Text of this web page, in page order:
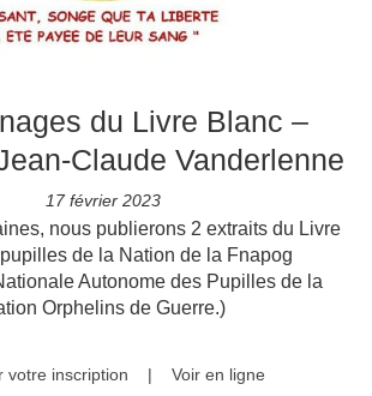
du Livre Blanc –
Claude Vanderlenne
17 février 2023
nous publierons 2 extraits du Livre
de la Nation de la Fnapog
Autonome des Pupilles de la
Orphelins de Guerre.)
votre inscription | Voir en ligne